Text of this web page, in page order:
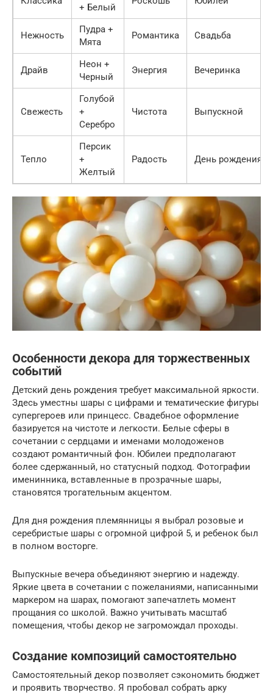
+ Белый
Нежность
Пудра +
Мята
Романтика Свадьба
Драйв
Неон +
Черный
Энергия Вечеринка
Свежесть
Голубой
+
Серебро
Чистота Выпускной
Тепло
Персик
+
Желтый
Радость День рождения
Особенности декора для торжественных
событий
Детский день рождения требует максимальной яркости.
Здесь уместны шары с цифрами и тематические фигуры
супергероев или принцесс. Свадебное оформление
базируется на чистоте и легкости. Белые сферы в
сочетании с сердцами и именами молодоженов
создают романтичный фон. Юбилеи предполагают
более сдержанный, но статусный подход. Фотографии
именинника, вставленные в прозрачные шары,
становятся трогательным акцентом.
Для дня рождения племянницы я выбрал розовые и
серебристые шары с огромной цифрой 5, и ребенок был
в полном восторге.
Выпускные вечера объединяют энергию и надежду.
Яркие цвета в сочетании с пожеланиями, написанными
маркером на шарах, помогают запечатлеть момент
прощания со школой. Важно учитывать масштаб
помещения, чтобы декор не загромождал проходы.
Создание композиций самостоятельно
Самостоятельный декор позволяет сэкономить бюджет
и проявить творчество. Я пробовал собрать арку